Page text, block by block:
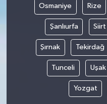
Osmaniye Rize
Şanlıurfa Siirt
Şırnak Tekirdağ
Tunceli Uşak
Yozgat